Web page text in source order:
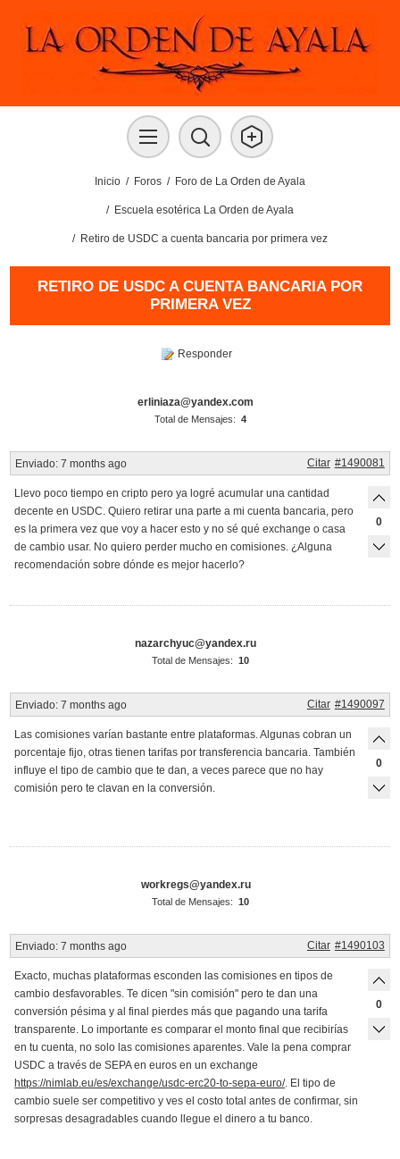
Inicio / Foros / Foro de La Orden de Ayala
/ Escuela esotérica La Orden de Ayala
/ Retiro de USDC a cuenta bancaria por primera vez
RETIRO DE USDC A CUENTA BANCARIA POR
PRIMERA VEZ
Responder
erliniaza@yandex.com
Total de Mensajes: 4
Enviado: 7 months ago #1490081
Citar
Llevo poco tiempo en cripto pero ya logré acumular una cantidad
decente en USDC. Quiero retirar una parte a mi cuenta bancaria, pero
es la primera vez que voy a hacer esto y no sé qué exchange o casa
de cambio usar. No quiero perder mucho en comisiones. ¿Alguna
recomendación sobre dónde es mejor hacerlo?
0
nazarchyuc@yandex.ru
Total de Mensajes: 10
Enviado: 7 months ago #1490097
Citar
Las comisiones varían bastante entre plataformas. Algunas cobran un
porcentaje fijo, otras tienen tarifas por transferencia bancaria. También
influye el tipo de cambio que te dan, a veces parece que no hay
comisión pero te clavan en la conversión.
0
workregs@yandex.ru
Total de Mensajes: 10
Enviado: 7 months ago #1490103
Citar
Exacto, muchas plataformas esconden las comisiones en tipos de
cambio desfavorables. Te dicen "sin comisión" pero te dan una
conversión pésima y al final pierdes más que pagando una tarifa
transparente. Lo importante es comparar el monto final que recibirías
en tu cuenta, no solo las comisiones aparentes. Vale la pena comprar
USDC a través de SEPA en euros en un exchange
https://nimlab.eu/es/exchange/usdc-erc20-to-sepa-euro/. El tipo de
cambio suele ser competitivo y ves el costo total antes de confirmar, sin
sorpresas desagradables cuando llegue el dinero a tu banco.
0